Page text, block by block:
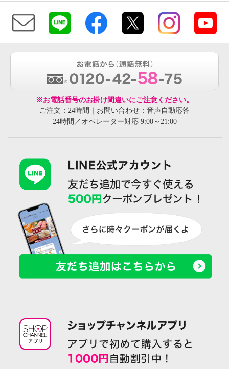
※お電話番号のお掛け間違いにご注意ください。
ご注文：24時間｜お問い合わせ：音声自動応答
24時間／オペレーター対応 9:00～21:00